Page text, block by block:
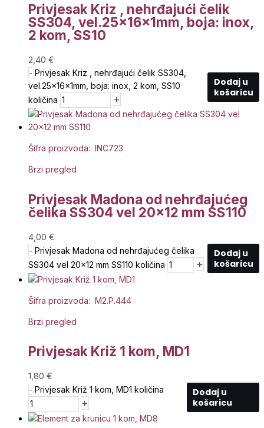
Privjesak Kriz , nehrđajući čelik
SS304, vel.25x16x1mm, boja: inox,
2 kom, SS10
2,40 €
- Privjesak Kriz , nehrđajući čelik SS304,
vel.25x16x1mm, boja: inox, 2 kom, SS10
količina
+
Dodaj u
košaricu
Šifra proizvoda: INC723
Brzi pregled
Privjesak Madona od nehrđajućeg
čelika SS304 vel 20×12 mm SS110
4,00 €
- Privjesak Madona od nehrđajućeg čelika
SS304 vel 20x12 mm SS110 količina
+
Dodaj u
košaricu
Šifra proizvoda: M2.P.444
Brzi pregled
Privjesak Križ 1 kom, MD1
1,80 €
- Privjesak Križ 1 kom, MD1 količina
+
Dodaj u
košaricu